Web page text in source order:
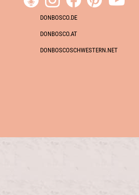
DONBOSCO.DE
DONBOSCO.AT
DONBOSCOSCHWESTERN.NET